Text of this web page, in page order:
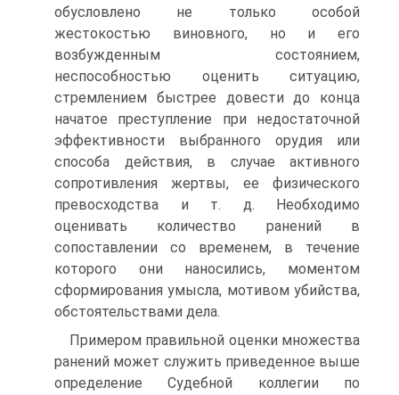
обусловлено не только особой
жестокостью виновного, но и его
возбужденным состоянием,
неспособностью оценить ситуацию,
стремлением быстрее довести до конца
начатое преступление при недостаточной
эффективности выбранного орудия или
способа действия, в случае активного
сопротивления жертвы, ее физического
превосходства и т. д. Необходимо
оценивать количество ранений в
сопоставлении со временем, в течение
которого они наносились, моментом
сформирования умысла, мотивом убийства,
обстоятельствами дела.
Примером правильной оценки множества
ранений может служить приведенное выше
определение Судебной коллегии по